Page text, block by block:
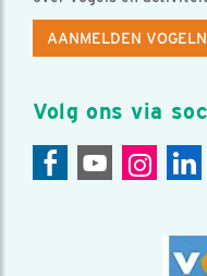
AANMELDEN
Volg ons via